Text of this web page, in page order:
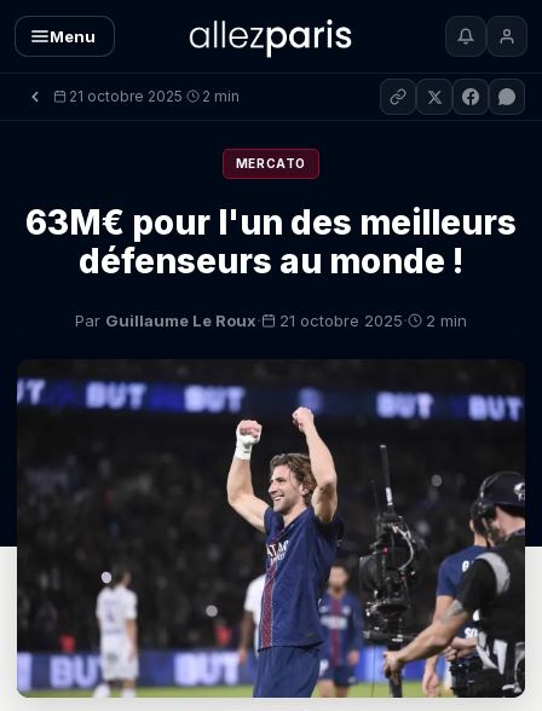
Menu
21 octobre 2025· 2 min
MERCATO
63M€ pour l'un des meilleurs
défenseurs au monde !
Par Guillaume Le Roux· 21 octobre 2025· 2 min